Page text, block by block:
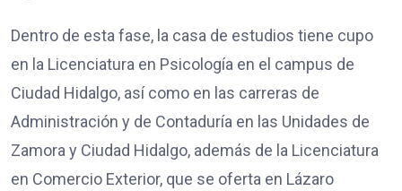
Dentro de esta fase, la casa de estudios tiene cupo
en la Licenciatura en Psicología en el campus de
Ciudad Hidalgo, así como en las carreras de
Administración y de Contaduría en las Unidades de
Zamora y Ciudad Hidalgo, además de la Licenciatura
en Comercio Exterior, que se oferta en Lázaro